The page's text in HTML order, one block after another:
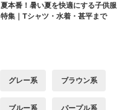
夏本番！暑い夏を快適にする子供服
特集｜Tシャツ・水着・甚平まで
グレー系 ブラウン系
ブルー系 パープル系